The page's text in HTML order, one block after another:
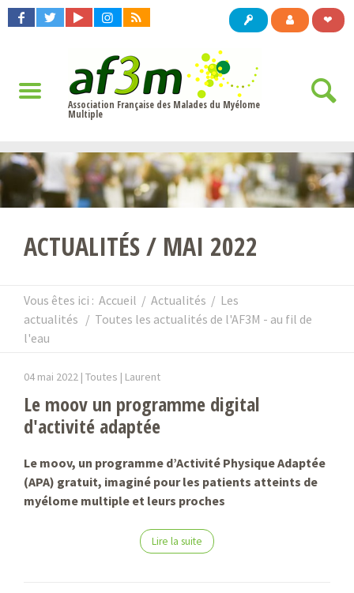
❤
Association Française des Malades du Myélome
Multiple
ACTUALITÉS / MAI 2022
Vous êtes ici : Accueil / Actualités / Les
actualités / Toutes les actualités de l'AF3M - au fil de
l'eau
04 mai 2022 | Toutes | Laurent
Le moov un programme digital
d'activité adaptée
Le moov, un programme d’Activité Physique Adaptée
(APA) gratuit, imaginé pour les patients atteints de
myélome multiple et leurs proches
Lire la suite